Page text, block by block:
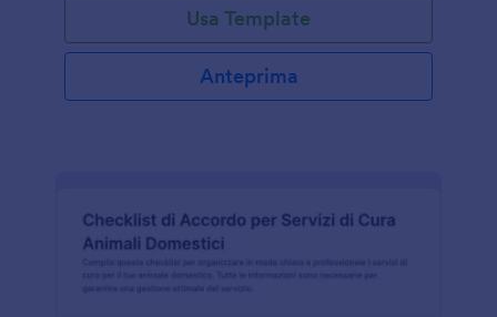
Usa Template
Anteprima